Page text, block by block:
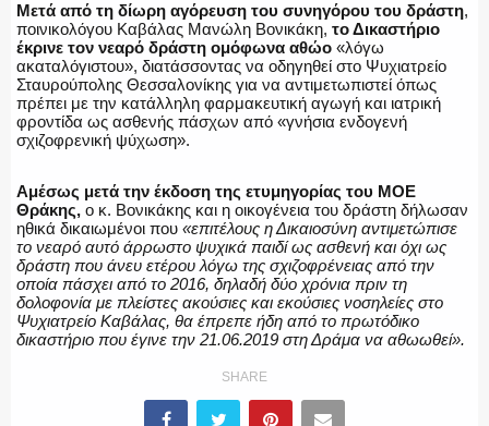
ΟΠΛΑ/ΕΞΟΠΛΙΣΜΟΣ
ΟΜΑΔΕΣ ΕΛ.ΑΣ.
Μετά από τη δίωρη αγόρευση του συνηγόρου του δράστη,
ποινικολόγου Καβάλας Μανώλη Βονικάκη, το Δικαστήριο
έκρινε τον νεαρό δράστη ομόφωνα αθώο «λόγω
ακαταλόγιστου», διατάσσοντας να οδηγηθεί στο Ψυχιατρείο
Σταυρούπολης Θεσσαλονίκης για να αντιμετωπιστεί όπως
πρέπει με την κατάλληλη φαρμακευτική αγωγή και ιατρική
φροντίδα ως ασθενής πάσχων από «γνήσια ενδογενή
σχιζοφρενική ψύχωση».
Αμέσως μετά την έκδοση της ετυμηγορίας του ΜΟΕ
Θράκης, ο κ. Βονικάκης και η οικογένεια του δράστη δήλωσαν
ηθικά δικαιωμένοι που «επιτέλους η Δικαιοσύνη αντιμετώπισε
το νεαρό αυτό άρρωστο ψυχικά παιδί ως ασθενή και όχι ως
δράστη που άνευ ετέρου λόγω της σχιζοφρένειας από την
οποία πάσχει από το 2016, δηλαδή δύο χρόνια πριν τη
δολοφονία με πλείστες ακούσιες και εκούσιες νοσηλείες στο
Ψυχιατρείο Καβάλας, θα έπρεπε ήδη από το πρωτόδικο
δικαστήριο που έγινε την 21.06.2019 στη Δράμα να αθωωθεί».
SHARE